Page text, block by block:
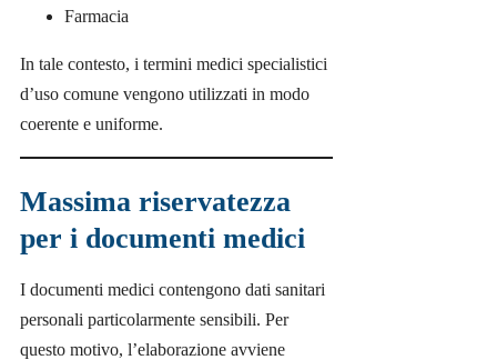
Farmacia
In tale contesto, i termini medici specialistici
d’uso comune vengono utilizzati in modo
coerente e uniforme.
Massima riservatezza
per i documenti medici
I documenti medici contengono dati sanitari
personali particolarmente sensibili. Per
questo motivo, l’elaborazione avviene